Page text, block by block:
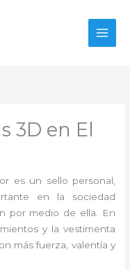
3D en El
es un sello personal,
en la sociedad
por medio de ella. En
y la vestimenta
más fuerza, valentía y